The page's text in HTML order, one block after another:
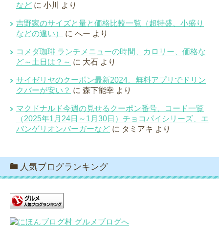
など に 小川 より
吉野家のサイズと量と価格比較一覧（超特盛、小盛り
などの違い）
に へー より
コメダ珈琲 ランチメニューの時間、カロリー、価格な
ど～土日は？～ に 大石 より
サイゼリヤのクーポン最新2024、無料アプリでドリン
クバーが安い？ に 森下能幸 より
マクドナルド今週の見せるクーポン番号、コード一覧
（2025年1月24日～1月30日）チョコパイシリーズ、エ
バンゲリオンバーガーなど に タミアキ より
人気ブログランキング